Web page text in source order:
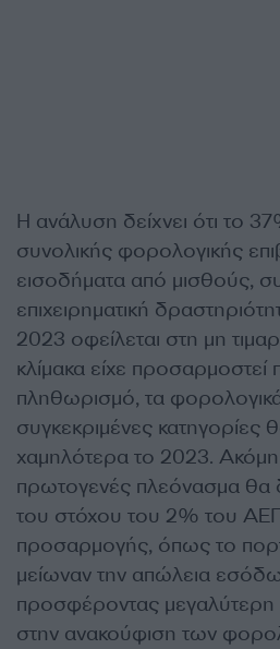
Η ανάλυση δείχνει ότι το
συνολικής φορολογικής
εισοδήματα από μισθούς,
επιχειρηματική
2023 οφείλεται στη μη
κλίμακα είχε
πληθωρισμό, τα
συγκεκριμένες κατηγορίες
χαμηλότερα το 2023. Ακόμη
πρωτογενές πλεόνασμα θα
του στόχου του 2% του
προσαρμογής, όπως το
μείωναν την απώλεια
προσφέροντας
στην ανακούφιση των